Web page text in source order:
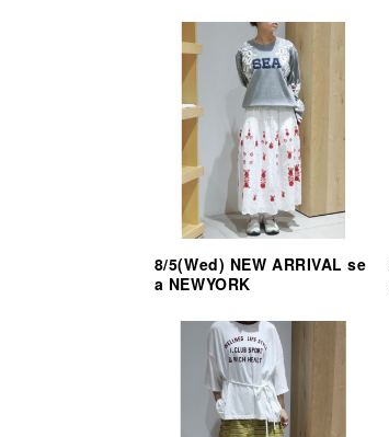
8/5(Wed) NEW ARRIVAL se
a NEWYORK